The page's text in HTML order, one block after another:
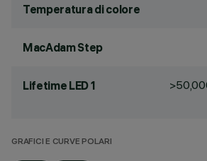
Temperatura di colore
MacAdam Step
Lifetime LED 1
GRAFICI E CURVE POLARI